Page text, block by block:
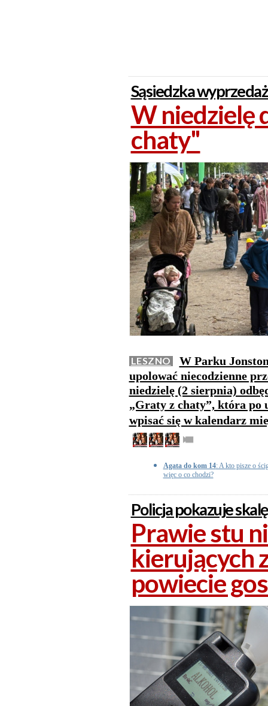
Sąsiedzka
W niedzielę
chaty"
LESZNO
W Parku
upolować niecodzienne
niedzielę (2 sierpnia)
„Graty z chaty”, która po
wpisać się w kalendarz
Agata do kom 14: A kto pisze o
więc o co chodzi?
Policja pokazuje
Prawie stu
kierujących
powiecie